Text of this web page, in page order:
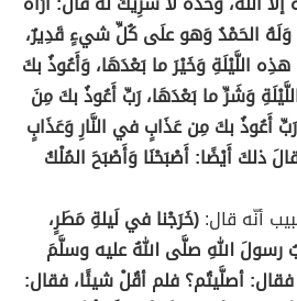
الحَمْدُ وَهو علَى كُلِّ شيءٍ قَدِيرٌ،
اللَّيْلَةِ وَخَيْرَ ما بَعْدَهَا، وَأَعُوذُ بكَ
وَشَرِّ ما بَعْدَهَا، رَبِّ أَعُوذُ بكَ مِنَ
أَعُوذُ بكَ مِن عَذَابٍ في النَّارِ وَعَذَابٍ
ذلكَ أَيْضًا: أَصْبَحْنَا وَأَصْبَحَ المُلْكُ
أنّه قال:(خَرَجْنا في لَيلةِ مَطَرٍ،
اللهِ صلَّى اللهُ عليه وسلَّمَ
فقال: أصلَّيتُم؟ فلم أقُلْ شيئًا، فقال: